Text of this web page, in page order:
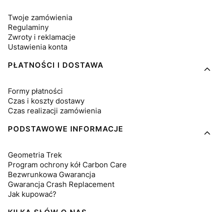
Twoje zamówienia
Regulaminy
Zwroty i reklamacje
Ustawienia konta
PŁATNOŚCI I DOSTAWA
Formy płatności
Czas i koszty dostawy
Czas realizacji zamówienia
PODSTAWOWE INFORMACJE
Geometria Trek
Program ochrony kół Carbon Care
Bezwrunkowa Gwarancja
Gwarancja Crash Replacement
Jak kupować?